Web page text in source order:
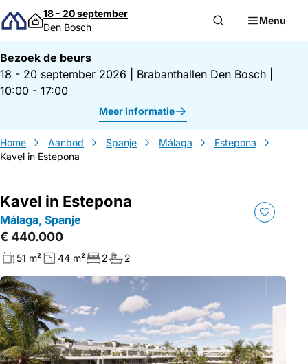
Direct naar inhoud
18 - 20 september
Den Bosch
Menu
Bezoek de beurs
18 - 20 september 2026
Brabanthallen Den Bosch
10:00 - 17:00
Meer informatie
Home Aanbod Spanje Málaga
Estepona
Kavel in Estepona
Kavel in Estepona
Málaga, Spanje
€ 440.000
51 m² 44 m² 2 2